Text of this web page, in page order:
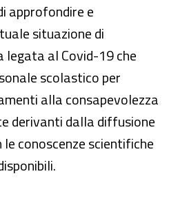
approfondire e
situazione di
legata al Covid-19 che
scolastico per
alla consapevolezza
derivanti dalla diffusione
le conoscenze scientifiche